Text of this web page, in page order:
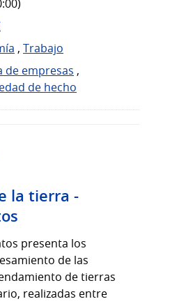
, Trabajo
de empresas ,
de hecho
la tierra -
presenta los
de las
de tierras
realizadas entre